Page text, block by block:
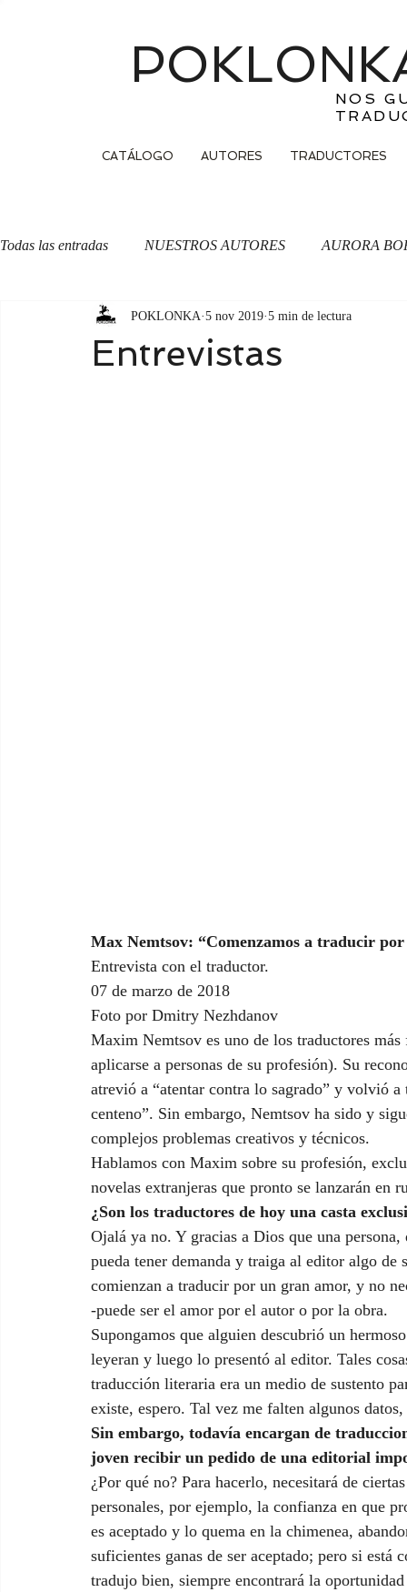
NOS
CATÁLOGO AUTORES TRADUCTORES
Todas las entradas NUESTROS AUTORES AURORA
OTRA CARA DE LA MONEDA Traducción
Entrevistas
POKLONKA 5 nov 2019 5 min de lectura
Max Nemtsov: “Comenzamos a traducir
Entrevista con el traductor.
07 de marzo de 2018
Foto por Dmitry Nezhdanov
Maxim Nemtsov es uno de los traductores
aplicarse a personas de su profesión). Su
atrevió a “atentar contra lo sagrado” y volvió
centeno”. Sin embargo, Nemtsov ha sido y
complejos problemas creativos y técnicos.
Hablamos con Maxim sobre su profesión,
novelas extranjeras que pronto se lanzarán en
¿Son los traductores de hoy una casta
Ojalá ya no. Y gracias a Dios que una
pueda tener demanda y traiga al editor algo
comienzan a traducir por un gran amor, y no
-puede ser el amor por el autor o por la obra.
Supongamos que alguien descubrió un
leyeran y luego lo presentó al editor. Tales
traducción literaria era un medio de sustento
existe, espero. Tal vez me falten algunos
Sin embargo, todavía encargan de
joven recibir un pedido de una editorial
¿Por qué no? Para hacerlo, necesitará de
personales, por ejemplo, la confianza en que
es aceptado y lo quema en la chimenea,
suficientes ganas de ser aceptado; pero si
tradujo bien, siempre encontrará la